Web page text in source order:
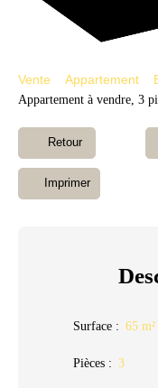
Vente Appartement
Appartement à vendre, 3
Retour
Imprimer
Surface : 65 m²
Pièces : 3